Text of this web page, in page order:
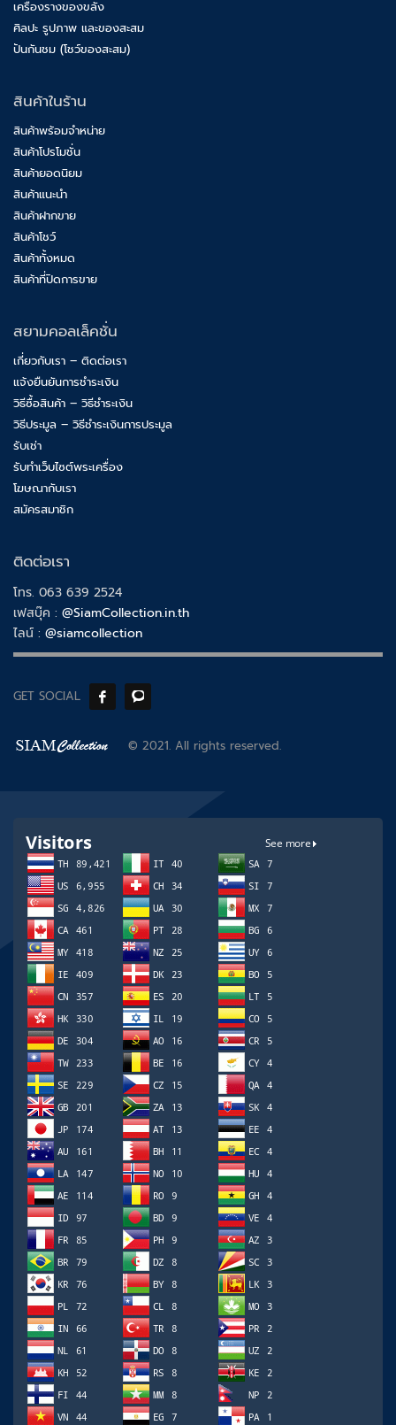
เครื่องรางของขลัง
ศิลปะ รูปภาพ และของสะสม
ปันกันชม (โชว์ของสะสม)
สินค้าในร้าน
สินค้าพร้อมจำหน่าย
สินค้าโปรโมชั่น
สินค้ายอดนิยม
สินค้าแนะนำ
สินค้าฝากขาย
สินค้าโชว์
สินค้าทั้งหมด
สินค้าที่ปิดการขาย
สยามคอลเล็คชั่น
เกี่ยวกับเรา – ติดต่อเรา
แจ้งยืนยันการชำระเงิน
วิธีซื้อสินค้า – วิธีชำระเงิน
วิธีประมูล – วิธีชำระเงินการประมูล
รับเช่า
รับทำเว็บไซต์พระเครื่อง
โฆษณากับเรา
สมัครสมาชิก
ติดต่อเรา
โทร. 063 639 2524
เฟสบุ๊ค : @SiamCollection.in.th
ไลน์ : @siamcollection
GET SOCIAL
© 2021. All rights reserved.